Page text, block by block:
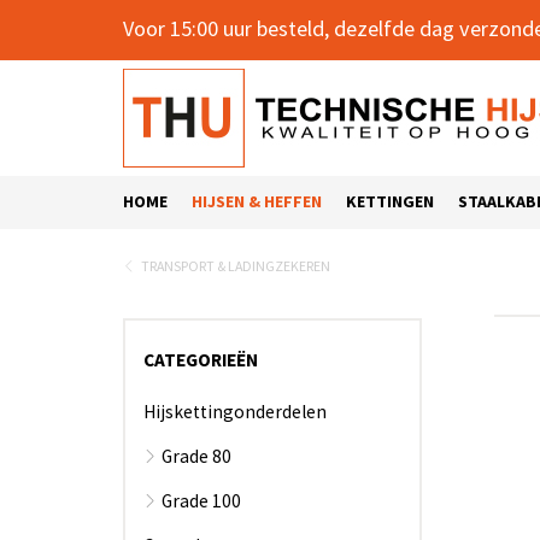
Voor 15:00 uur besteld, dezelfde dag
HOME HIJSEN & HEFFEN KETTINGEN
TRANSPORT & LADINGZEKEREN
CATEGORIEËN
Hijskettingonderdelen
Grade 80
ogen
Grade 100